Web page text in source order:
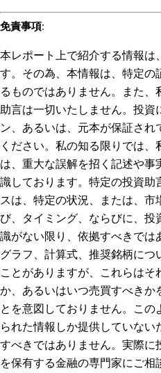
免責事項:
本レポート上で紹介する情報は
す。その為、本情報は、特定
るものではありません。また
助言は一切いたしません。投
ン、あるいは、元本が保証さ
ください。私の知る限りでは
は、重大な誤解を招く記述や
識しております。特定の投資
スは、特定の状況、または、市
び、タイミング、ならびに、
識がない限り、依拠すべきでは
グラフ、計算式、推奨銘柄に
ことがありますが、これらは
か、あるいはいつ売買すべきか
とを意図しておりません。こ
られた情報しか提供していな
すべきではありません。実際に
を保有する金融の専門家にご相